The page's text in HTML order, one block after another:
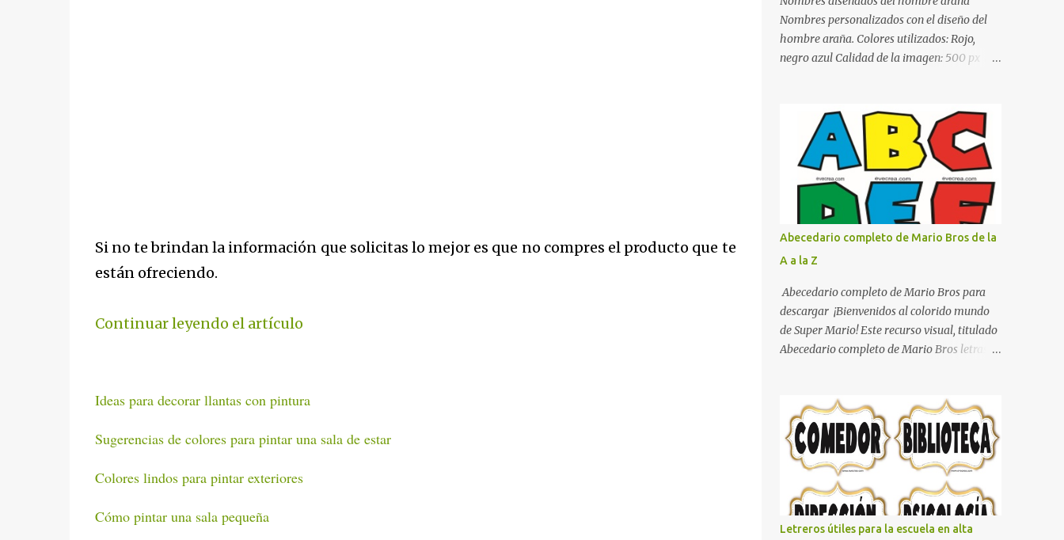
Si no te brindan la información que solicitas lo mejor es que no compres el producto que te
están ofreciendo.
Continuar leyendo el artículo
Ideas para decorar llantas con pintura
Sugerencias de colores para pintar una sala de estar
Colores lindos para pintar exteriores
Cómo pintar una sala pequeña
que va con todo y además es color bastante
limpio que te dará esa sensación de calidez.
Los colores terra son excelentes para usar en
color muy relajante y por lo tanto entra en
la lista de colo...
Nombres personalizados con el diseño del
hombre araña. Colores utilizados: Rojo,
negro azul Calidad de la imagen: 500 px Si
comentario y con gusto lo diseñamos.
Nombres con diseños Spiderman Sonic bella
Cartel de feliz cumpleaños de héroes en
pijamas Ideas para decorar el dormitorio
con pósters Cama con diseño de ring de
boxeo Ideas para decoraciones de fiestas
infantiles Cosas bonitas que se pueden hacer
con gomas de coche
Abecedario completo de Mario Bros de la
A a la Z
Abecedario completo de Mario Bros para
descargar ¡Bienvenidos al colorido mundo
de Super Mario! Este recurso visual, titulado
Abecedario completo de Mario Bros letras
de los videojuegos. Este set de letras está
diseñado para transformar cualquier
mensaje en una aventura, utilizando la
tipografía clásica y robusta que los fans han
reconocido por décadas. En esta primera
sección, el abecedario nos presenta:
Identidad Visual: Un diseño de bloques con
Letreros útiles para la escuela en alta